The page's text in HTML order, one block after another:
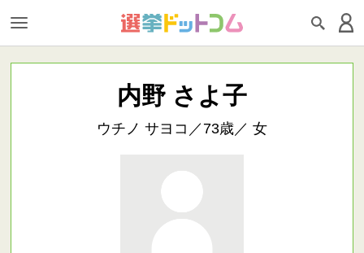
内野 さよ子
ウチノ サヨコ／73歳／ 女